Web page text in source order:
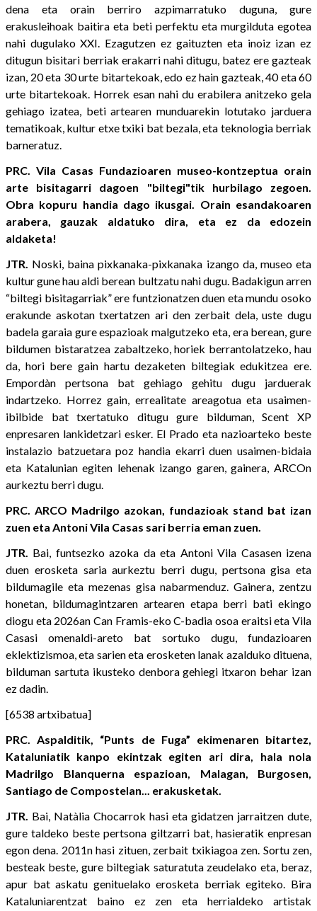
dena eta orain berriro azpimarratuko duguna, gure
erakusleihoak baitira eta beti perfektu eta murgilduta egotea
nahi dugulako XXI. Ezagutzen ez gaituzten eta inoiz izan ez
ditugun bisitari berriak erakarri nahi ditugu, batez ere gazteak
izan, 20 eta 30 urte bitartekoak, edo ez hain gazteak, 40 eta 60
urte bitartekoak. Horrek esan nahi du erabilera anitzeko gela
gehiago izatea, beti artearen munduarekin lotutako jarduera
tematikoak, kultur etxe txiki bat bezala, eta teknologia berriak
barneratuz.
PRC. Vila Casas Fundazioaren museo-kontzeptua orain
arte bisitagarri dagoen "biltegi"tik hurbilago zegoen.
Obra kopuru handia dago ikusgai. Orain esandakoaren
arabera, gauzak aldatuko dira, eta ez da edozein
aldaketa!
JTR. Noski, baina pixkanaka-pixkanaka izango da, museo eta
kultur gune hau aldi berean bultzatu nahi dugu. Badakigun arren
“biltegi bisitagarriak” ere funtzionatzen duen eta mundu osoko
erakunde askotan txertatzen ari den zerbait dela, uste dugu
badela garaia gure espazioak malgutzeko eta, era berean, gure
bildumen bistaratzea zabaltzeko, horiek berrantolatzeko, hau
da, hori bere gain hartu dezaketen biltegiak edukitzea ere.
Empordàn pertsona bat gehiago gehitu dugu jarduerak
indartzeko. Horrez gain, errealitate areagotua eta usaimen-
ibilbide bat txertatuko ditugu gure bilduman, Scent XP
enpresaren lankidetzari esker. El Prado eta nazioarteko beste
instalazio batzuetara poz handia ekarri duen usaimen-bidaia
eta Katalunian egiten lehenak izango garen, gainera, ARCOn
aurkeztu berri dugu.
PRC. ARCO Madrilgo azokan, fundazioak stand bat izan
zuen eta Antoni Vila Casas sari berria eman zuen.
JTR. Bai, funtsezko azoka da eta Antoni Vila Casasen izena
duen erosketa saria aurkeztu berri dugu, pertsona gisa eta
bildumagile eta mezenas gisa nabarmenduz. Gainera, zentzu
honetan, bildumagintzaren artearen etapa berri bati ekingo
diogu eta 2026an Can Framis-eko C-badia osoa eraitsi eta Vila
Casasi omenaldi-areto bat sortuko dugu, fundazioaren
eklektizismoa, eta sarien eta erosketen lanak azalduko dituena,
bilduman sartuta ikusteko denbora gehiegi itxaron behar izan
ez dadin.
[6538 artxibatua]
PRC. Aspalditik, “Punts de Fuga” ekimenaren bitartez,
Kataluniatik kanpo ekintzak egiten ari dira, hala nola
Madrilgo Blanquerna espazioan, Malagan, Burgosen,
Santiago de Compostelan... erakusketak.
JTR. Bai, Natàlia Chocarrok hasi eta gidatzen jarraitzen dute,
gure taldeko beste pertsona giltzarri bat, hasieratik enpresan
egon dena. 2011n hasi zituen, zerbait txikiagoa zen. Sortu zen,
besteak beste, gure biltegiak saturatuta zeudelako eta, beraz,
apur bat askatu genituelako erosketa berriak egiteko. Bira
Kataluniarentzat baino ez zen eta herrialdeko artistak